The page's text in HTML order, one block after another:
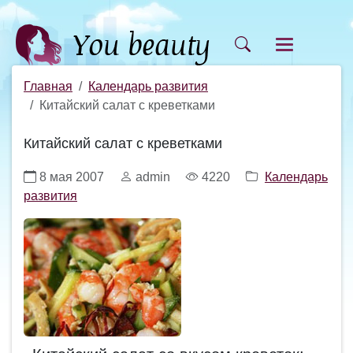
Главная
Календарь развития
Китайский салат с креветками
Китайский салат с креветками
8 мая 2007 admin 4220
Календарь
развития